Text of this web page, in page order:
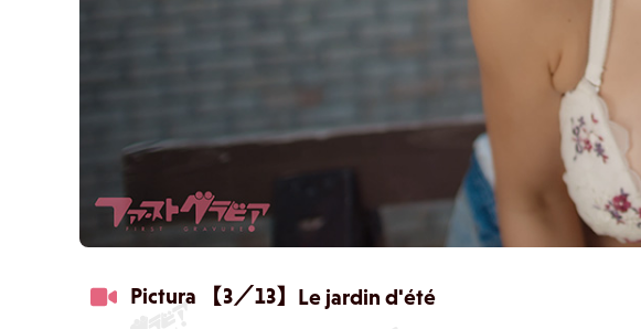
Pictura 【3／13】 Le jardin d'été